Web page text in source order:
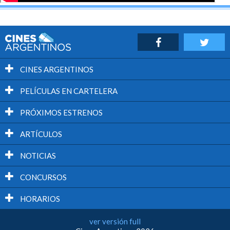
CINES ARGENTINOS
PELÍCULAS EN CARTELERA
PRÓXIMOS ESTRENOS
ARTÍCULOS
NOTICIAS
CONCURSOS
HORARIOS
ver versión full